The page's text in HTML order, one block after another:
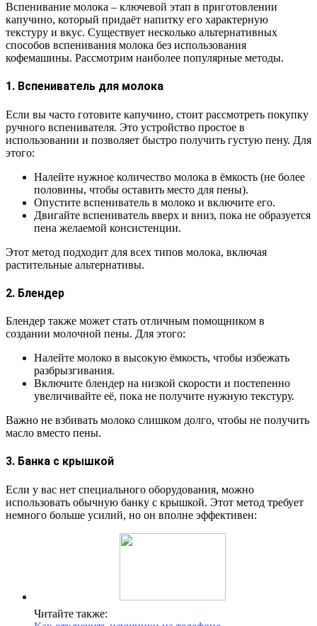
Вспенивание молока – ключевой этап в приготовлении
капучино, который придаёт напитку его характерную
текстуру и вкус. Существует несколько альтернативных
способов вспенивания молока без использования
кофемашины. Рассмотрим наиболее популярные методы.
1. Вспениватель для молока
Если вы часто готовите капучино, стоит рассмотреть покупку
ручного вспенивателя. Это устройство простое в
использовании и позволяет быстро получить густую пену. Для
этого:
Налейте нужное количество молока в ёмкость (не более
половины, чтобы оставить место для пены).
Опустите вспениватель в молоко и включите его.
Двигайте вспениватель вверх и вниз, пока не образуется
пена желаемой консистенции.
Этот метод подходит для всех типов молока, включая
растительные альтернативы.
2. Блендер
Блендер также может стать отличным помощником в
создании молочной пены. Для этого:
Налейте молоко в высокую ёмкость, чтобы избежать
разбрызгивания.
Включите блендер на низкой скорости и постепенно
увеличивайте её, пока не получите нужную текстуру.
Важно не взбивать молоко слишком долго, чтобы не получить
масло вместо пены.
3. Банка с крышкой
Если у вас нет специального оборудования, можно
использовать обычную банку с крышкой. Этот метод требует
немного больше усилий, но он вполне эффективен:
Читайте также: